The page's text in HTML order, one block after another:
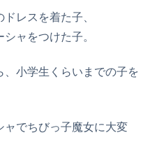
レスを着た子、
ャをつけた子。
、小学生くらいまでの子を
ャでちびっ子魔女に大変